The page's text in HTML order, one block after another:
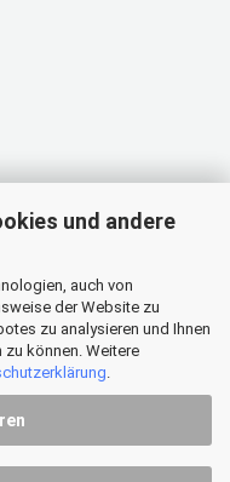
und andere
auch von
der Website zu
zu analysieren und Ihnen
können. Weitere